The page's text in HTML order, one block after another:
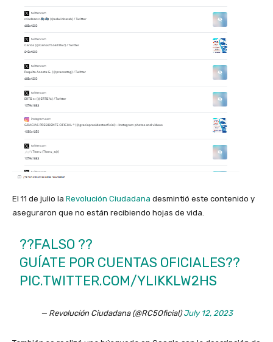
El 11 de julio la Revolución Ciudadana desmintió este contenido y
aseguraron que no están recibiendo hojas de vida.
??FALSO ??
GUÍATE POR CUENTAS OFICIALES??
PIC.TWITTER.COM/YLIKKLW2HS
— Revolución Ciudadana (@RC5Oficial)July 12, 2023